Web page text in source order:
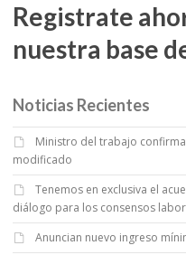
Registrate
nuestra base
Noticias Recientes
Ministro del trabajo
modificado
Tenemos en exclusiva el
diálogo para los consensos
Anuncian nuevo ingreso